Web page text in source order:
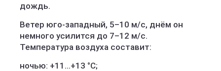
дождь.
Ветер юго-западный, 5–10 м/с, днём он
немного усилится до 7–12 м/с.
Температура воздуха составит:
ночью: +11…+13 °C;